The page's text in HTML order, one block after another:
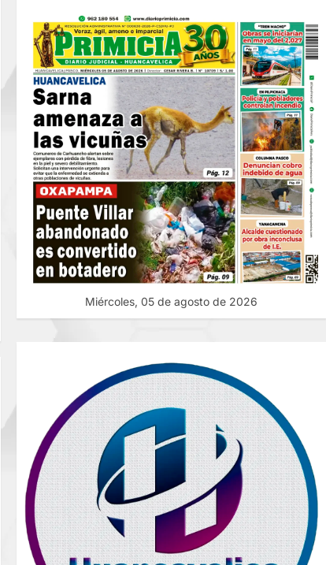
Miércoles, 05 de agosto de 2026